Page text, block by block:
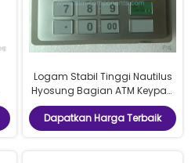
Logam Stabil Tinggi Nautilus
Hyosung Bagian ATM Keypad
Tahan Lama Model 6000M
Dapatkan Harga Terbaik